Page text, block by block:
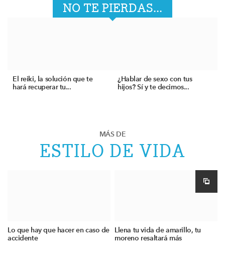
NO TE PIERDAS...
El reiki, la solución que te
hará recuperar tu...
¿Hablar de sexo con tus
hijos? Sí y te decimos...
MÁS DE
ESTILO DE VIDA
Lo que hay que hacer en caso de
accidente
Llena tu vida de amarillo, tu
moreno resaltará más